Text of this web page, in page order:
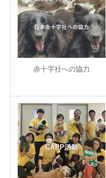
赤十字社への協力